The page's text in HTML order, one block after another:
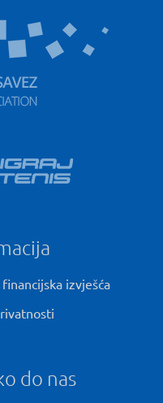
izvješća
do nas